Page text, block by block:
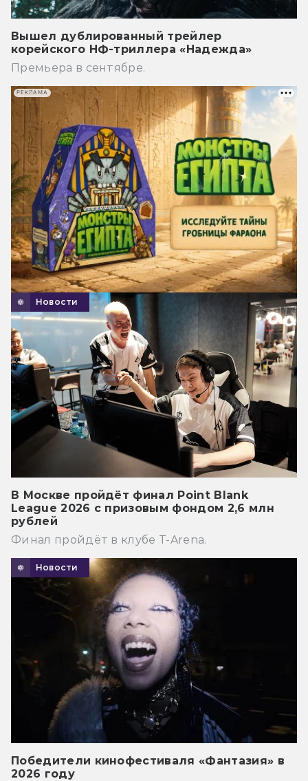
Вышел дублированный трейлер
корейского НФ-триллера «Надежда»
Премьера в сентябре.
Новости
В Москве пройдёт финал Point Blank
League 2026 с призовым фондом 2,6 млн
рублей
Финал пройдёт в клубе T-Arena.
Новости
Победители кинофестиваля «Фантазия» в
2026 году
РЕКЛАМА